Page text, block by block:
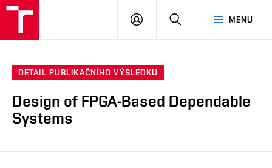
MENU
PŘIHLÁSIT
DETAIL PUBLIKAČNÍHO VÝSLEDKU
Design of FPGA-Based Dependable
Systems